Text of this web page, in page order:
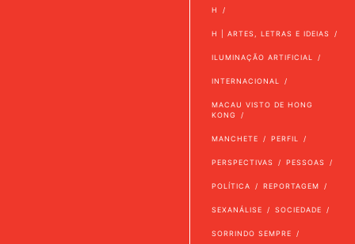
H
H | ARTES, LETRAS E IDEIAS
ILUMINAÇÃO ARTIFICIAL
INTERNACIONAL
MACAU VISTO DE HONG
KONG
MANCHETE PERFIL
PERSPECTIVAS PESSOAS
POLÍTICA REPORTAGEM
SEXANÁLISE SOCIEDADE
SORRINDO SEMPRE